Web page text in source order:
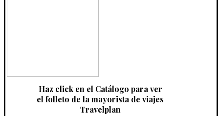
Haz click en el Catálogo para ver
el folleto de la mayorista de viajes
Travelplan